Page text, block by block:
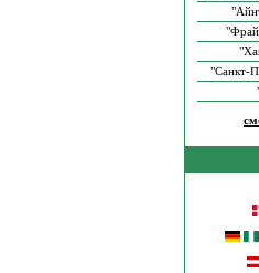
"Санкт-